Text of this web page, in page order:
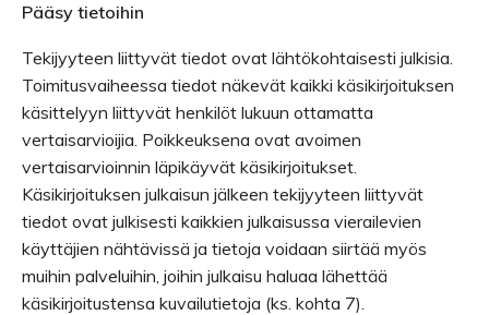
Pääsy tietoihin
Tekijyyteen liittyvät tiedot ovat lähtökohtaisesti julkisia.
Toimitusvaiheessa tiedot näkevät kaikki käsikirjoituksen
käsittelyyn liittyvät henkilöt lukuun ottamatta
vertaisarvioijia. Poikkeuksena ovat avoimen
vertaisarvioinnin läpikäyvät käsikirjoitukset.
Käsikirjoituksen julkaisun jälkeen tekijyyteen liittyvät
tiedot ovat julkisesti kaikkien julkaisussa vierailevien
käyttäjien nähtävissä ja tietoja voidaan siirtää myös
muihin palveluihin, joihin julkaisu haluaa lähettää
käsikirjoitustensa kuvailutietoja (ks. kohta 7).